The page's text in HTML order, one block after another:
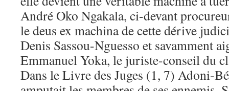
André Oko Ngakala, ci-devant
le deus ex machina de cette dérive
Denis Sassou-Nguesso et savamment
Emmanuel Yoka, le juriste-conseil du
Dans le Livre des Juges (1, 7) Adoni-